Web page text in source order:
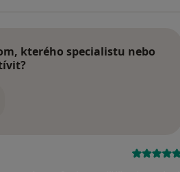
kterého specialistu nebo